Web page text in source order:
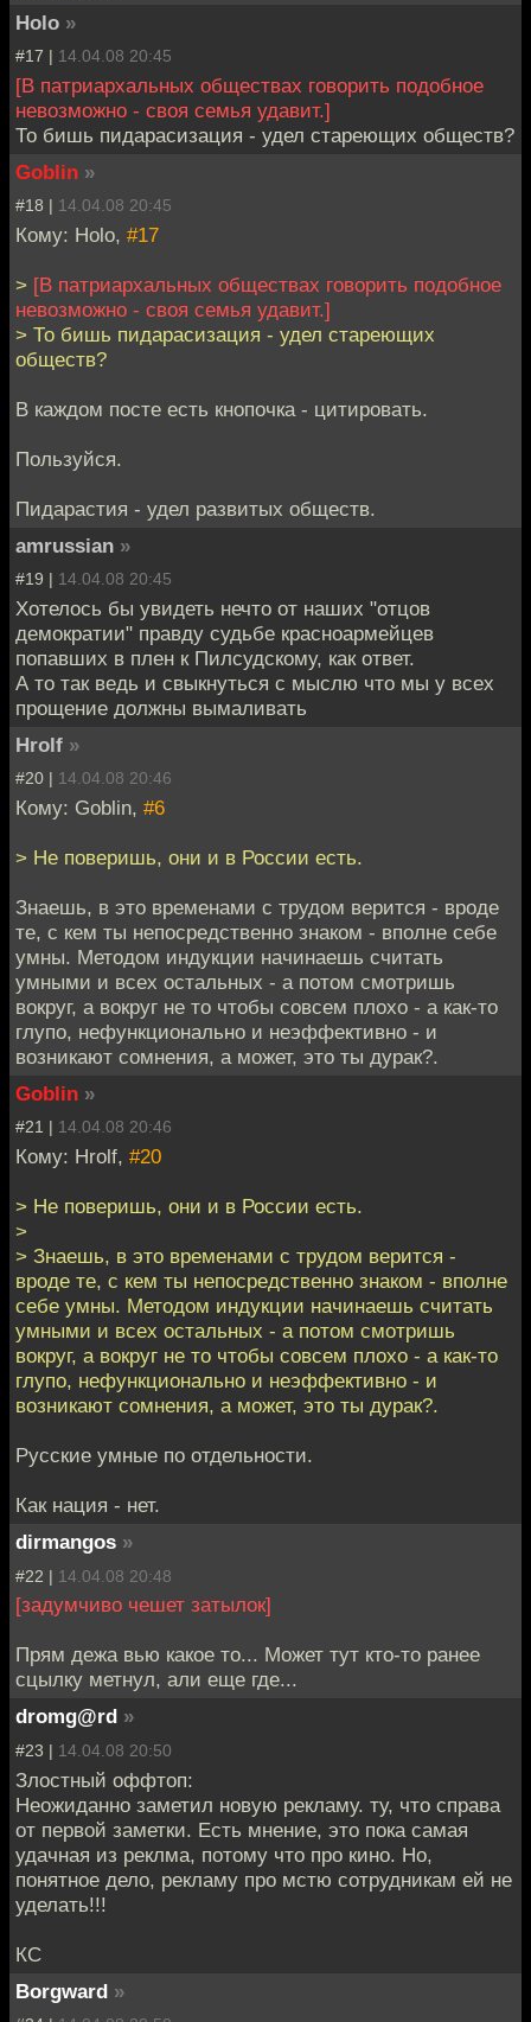
Holo »
#17 | 14.04.08 20:45
[В патриархальных обществах говорить подобное
невозможно - своя семья удавит.]
То бишь пидарасизация - удел стареющих обществ?
Goblin »
#18 | 14.04.08 20:45
Кому: Holo, #17
> [В патриархальных обществах говорить подобное
невозможно - своя семья удавит.]
> То бишь пидарасизация - удел стареющих
обществ?
В каждом посте есть кнопочка - цитировать.
Пользуйся.
Пидарастия - удел развитых обществ.
amrussian »
#19 | 14.04.08 20:45
Хотелось бы увидеть нечто от наших "отцов
демократии" правду судьбе красноармейцев
попавших в плен к Пилсудскому, как ответ.
А то так ведь и свыкнуться с мыслю что мы у всех
прощение должны вымаливать
Hrolf »
#20 | 14.04.08 20:46
Кому: Goblin, #6
> Не поверишь, они и в России есть.
Знаешь, в это временами с трудом верится - вроде
те, с кем ты непосредственно знаком - вполне себе
умны. Методом индукции начинаешь считать
умными и всех остальных - а потом смотришь
вокруг, а вокруг не то чтобы совсем плохо - а как-то
глупо, нефункционально и неэффективно - и
возникают сомнения, а может, это ты дурак?.
Goblin »
#21 | 14.04.08 20:46
Кому: Hrolf, #20
> Не поверишь, они и в России есть.
>
> Знаешь, в это временами с трудом верится -
вроде те, с кем ты непосредственно знаком - вполне
себе умны. Методом индукции начинаешь считать
умными и всех остальных - а потом смотришь
вокруг, а вокруг не то чтобы совсем плохо - а как-то
глупо, нефункционально и неэффективно - и
возникают сомнения, а может, это ты дурак?.
Русские умные по отдельности.
Как нация - нет.
dirmangos »
#22 | 14.04.08 20:48
[задумчиво чешет затылок]
Прям дежа вью какое то... Может тут кто-то ранее
сцылку метнул, али еще где...
dromg@rd »
#23 | 14.04.08 20:50
Злостный оффтоп:
Неожиданно заметил новую рекламу. ту, что справа
от первой заметки. Есть мнение, это пока самая
удачная из реклма, потому что про кино. Но,
понятное дело, рекламу про мстю сотрудникам ей не
уделать!!!
КС
Borgward »